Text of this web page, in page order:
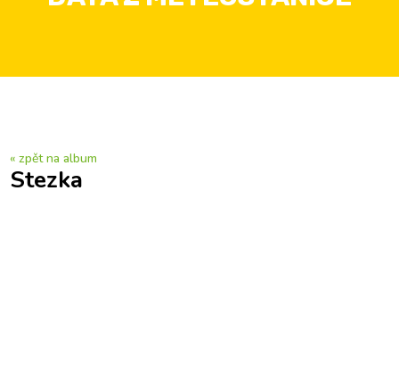
« zpět na album
Stezka